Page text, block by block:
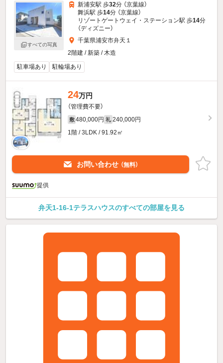
すべての写真
新浦安駅 歩32分 （京葉線）
舞浜駅 歩14分 （京葉線）
リゾートゲートウェイ・ステーション駅 歩14分
（ディズニー）
千葉県浦安市弁天１
2階建 / 新築 / 木造
駐車場あり
駐輪場あり
24万円
（管理費不要）
敷 480,000円 礼 240,000円
1階 / 3LDK / 91.92㎡
お問い合わせ （無料）
提供
弁天1-16-1テラスハウスのすべての部屋を見る